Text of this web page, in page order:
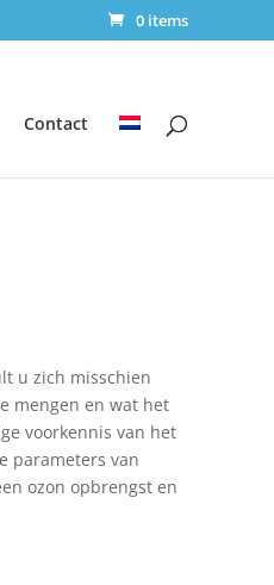
0 items
Contact
u zich misschien
mengen en wat het
voorkennis van het
parameters van
ozon opbrengst en